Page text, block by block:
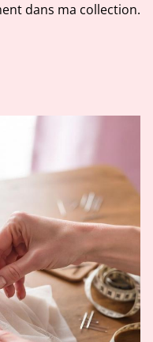
dans ma collection.